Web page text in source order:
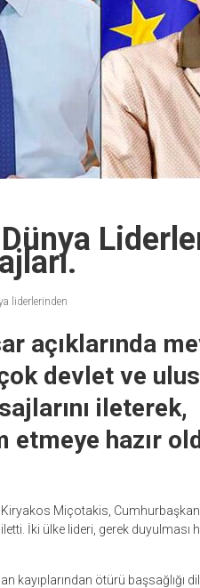
liderlerinden
açıklarında
devlet ve
ileterek,
etmeye hazır
Miçotakis,
İki ülke lideri, gerek duyulması
kayıplarından ötürü başsağlığı